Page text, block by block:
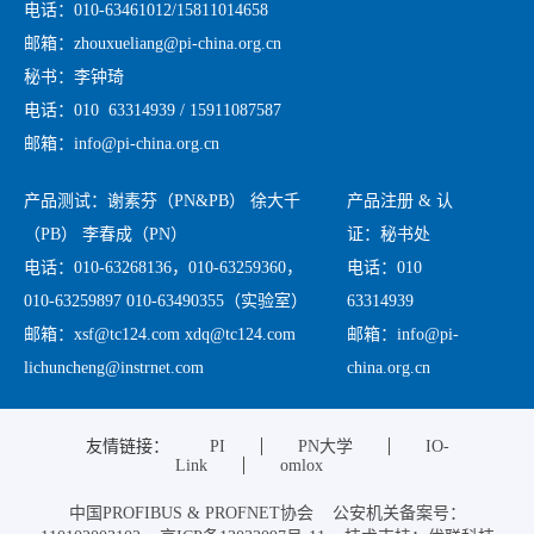
电话：010-63461012/15811014658
邮箱：zhouxueliang@pi-china.org.cn
秘书：李钟琦
电话：010 63314939 / 15911087587
邮箱：info@pi-china.org.cn
产品测试：谢素芬（PN&PB） 徐大千
（PB） 李春成（PN）
电话：010-63268136，010-63259360，
010-63259897 010-63490355（实验室）
邮箱：xsf@tc124.com xdq@tc124.com
lichuncheng@instrnet.com
产品注册 & 认
证：秘书处
电话：010
63314939
邮箱：info@pi-
china.org.cn
友情链接： PI PN大学
IO-
Link
omlox
中国PROFIBUS & PROFNET协会 公安机关备案号：